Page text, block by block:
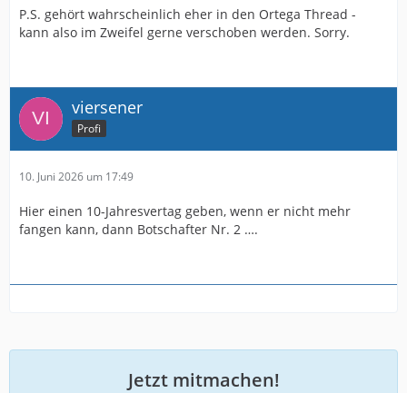
P.S. gehört wahrscheinlich eher in den Ortega Thread -
kann also im Zweifel gerne verschoben werden. Sorry.
viersener
Profi
10. Juni 2026 um 17:49
Hier einen 10-Jahresvertag geben, wenn er nicht mehr
fangen kann, dann Botschafter Nr. 2 ….
Jetzt mitmachen!